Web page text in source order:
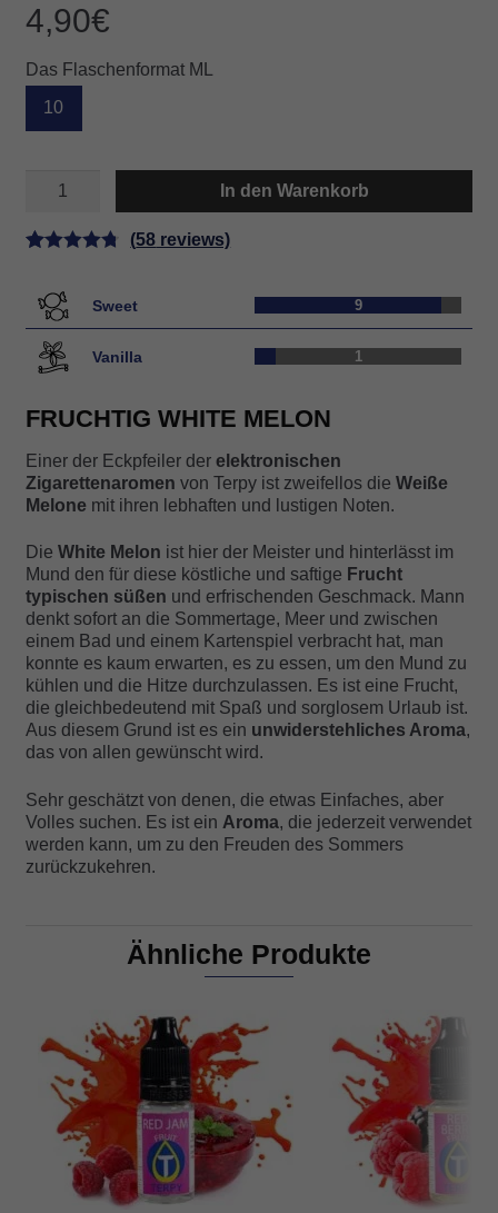
4,90€
Das Flaschenformat ML
10
MELON
In den Warenkorb
mit4.79
von 5,
basierend
auf
wertungen
(58 reviews)
Sweet 9
Vanilla 1
FRUCHTIG WHITE MELON
Einer der Eckpfeiler der elektronischen
Zigarettenaromen von Terpy ist zweifellos die Weiße
Melone mit ihren lebhaften und lustigen Noten.
Die White Melon ist hier der Meister und hinterlässt im
Mund den für diese köstliche und saftige Frucht
typischen süßen und erfrischenden Geschmack. Mann
denkt sofort an die Sommertage, Meer und zwischen
einem Bad und einem Kartenspiel verbracht hat, man
konnte es kaum erwarten, es zu essen, um den Mund zu
kühlen und die Hitze durchzulassen. Es ist eine Frucht,
die gleichbedeutend mit Spaß und sorglosem Urlaub ist.
Aus diesem Grund ist es ein unwiderstehliches Aroma,
das von allen gewünscht wird.
Sehr geschätzt von denen, die etwas Einfaches, aber
Volles suchen. Es ist ein Aroma, die jederzeit verwendet
werden kann, um zu den Freuden des Sommers
zurückzukehren.
Ähnliche Produkte